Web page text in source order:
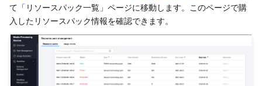
Service Registry and Governance
Cloud Object Storage
Cloud File Storage
Cloud Block Storage
ストレージデータサービス
Cloud Log Service
Cloud Infinite
リレーショナルデータベース
TencentDB for MySQL
リレーショナルデータベースTDSQL
て「リソースパック一覧」ページに移動します。このページで購
入したリソースパック情報を確認できます。